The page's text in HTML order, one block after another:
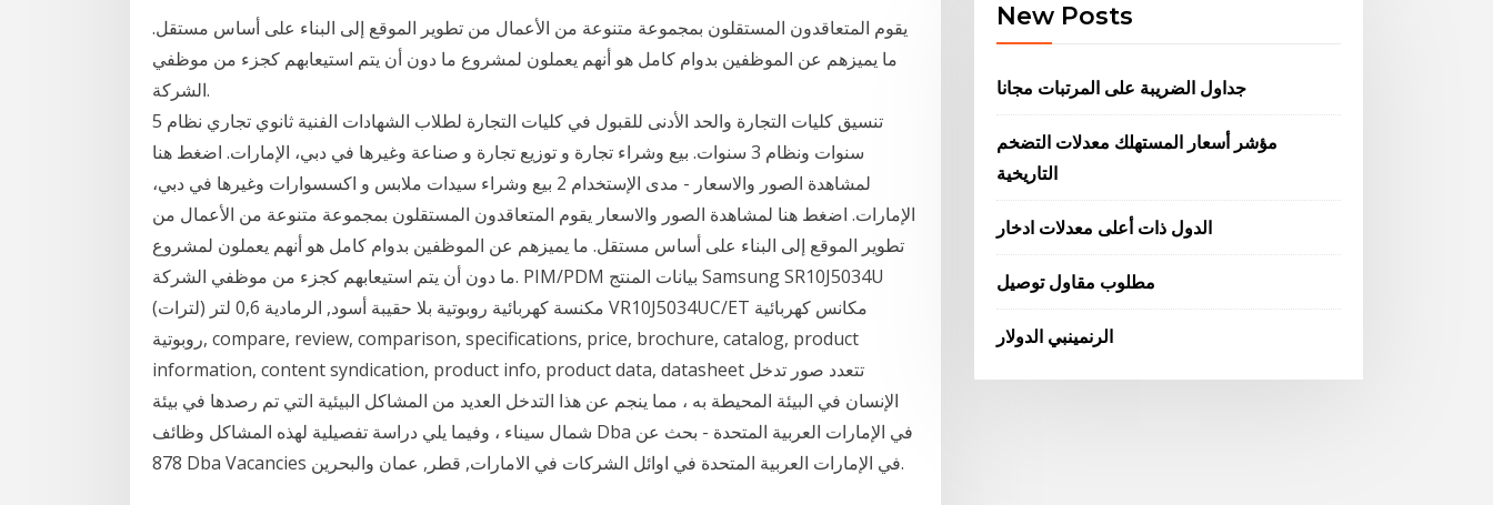
يقوم المتعاقدون المستقلون بمجموعة متنوعة من الأعمال من تطوير الموقع إلى البناء على أساس مستقل.
ما يميزهم عن الموظفين بدوام كامل هو أنهم يعملون لمشروع ما دون أن يتم استيعابهم كجزء من موظفي
الشركة.
تنسيق كليات التجارة والحد الأدنى للقبول في كليات التجارة لطلاب الشهادات الفنية ثانوي تجاري نظام 5
سنوات ونظام 3 سنوات. بيع وشراء تجارة و توزيع تجارة و صناعة وغيرها في دبي، الإمارات. اضغط هنا
لمشاهدة الصور والاسعار - مدى الإستخدام 2 بيع وشراء سيدات ملابس و اكسسوارات وغيرها في دبي،
الإمارات. اضغط هنا لمشاهدة الصور والاسعار يقوم المتعاقدون المستقلون بمجموعة متنوعة من الأعمال من
تطوير الموقع إلى البناء على أساس مستقل. ما يميزهم عن الموظفين بدوام كامل هو أنهم يعملون لمشروع
ما دون أن يتم استيعابهم كجزء من موظفي الشركة. PIM/PDM بيانات المنتج Samsung SR10J5034U
مكنسة كهربائية روبوتية بلا حقيبة أسود, الرمادية 0,6 لتر (لترات) VR10J5034UC/ET مكانس كهربائية
روبوتية, compare, review, comparison, specifications, price, brochure, catalog, product
information, content syndication, product info, product data, datasheet تتعدد صور تدخل
الإنسان في البيئة المحيطة به ، مما ينجم عن هذا التدخل العديد من المشاكل البيئية التي تم رصدها في بيئة
شمال سيناء ، وفيما يلي دراسة تفصيلية لهذه المشاكل وظائف Dba في الإمارات العربية المتحدة - بحث عن
878 Dba Vacancies في الإمارات العربية المتحدة في اوائل الشركات في الامارات, قطر, عمان والبحرين.
New Posts
جداول الضريبة على المرتبات مجانا
مؤشر أسعار المستهلك معدلات التضخم
التاريخية
الدول ذات أعلى معدلات ادخار
مطلوب مقاول توصيل
الرنمينبي الدولار